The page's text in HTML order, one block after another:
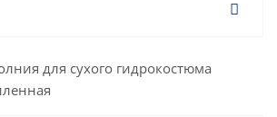
для сухого гидрокостюма